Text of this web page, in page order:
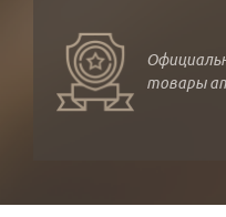
товары